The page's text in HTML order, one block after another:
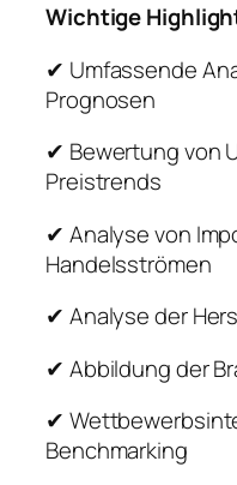
Wichtige
✔ Umfassende
Prognosen
✔ Bewertung von
Preistrends
✔ Analyse von
Handelsströmen
✔ Analyse der
✔ Abbildung der
✔
Benchmarking